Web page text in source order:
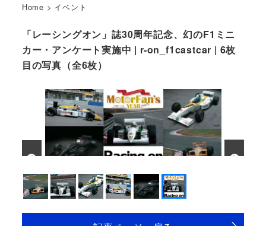
Home > イベント
「レーシングオン」誌30周年記念、幻のF1ミニ
カー・アンケート実施中 | r-on_f1castcar | 6枚
目の写真（全6枚）